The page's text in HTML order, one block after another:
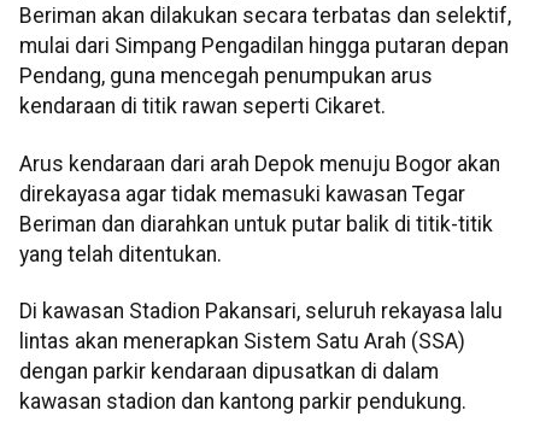
Beriman akan dilakukan secara terbatas dan selektif,
mulai dari Simpang Pengadilan hingga putaran depan
Pendang, guna mencegah penumpukan arus
kendaraan di titik rawan seperti Cikaret.
Arus kendaraan dari arah Depok menuju Bogor akan
direkayasa agar tidak memasuki kawasan Tegar
Beriman dan diarahkan untuk putar balik di titik-titik
yang telah ditentukan.
Di kawasan Stadion Pakansari, seluruh rekayasa lalu
lintas akan menerapkan Sistem Satu Arah (SSA)
dengan parkir kendaraan dipusatkan di dalam
kawasan stadion dan kantong parkir pendukung.